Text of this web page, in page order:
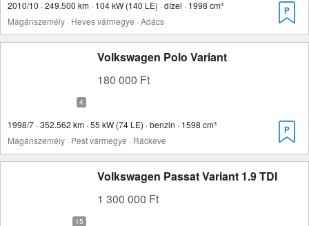
2010/10 · 249.500 km · 104 kW (140 LE) · dízel · 1998 cm³
Magánszemély · Heves vármegye · Adács
Volkswagen Polo Variant
180 000 Ft
1998/7 · 352.562 km · 55 kW (74 LE) · benzin · 1598 cm³
Magánszemély · Pest vármegye · Ráckeve
Volkswagen Passat Variant 1.9 TDI
1 300 000 Ft